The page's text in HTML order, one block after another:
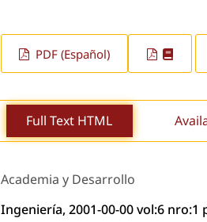
PDF (Español)
Full Text HTML
Academia y Desarrollo
Ingeniería, 2001-00-00 vol:6 nro:1